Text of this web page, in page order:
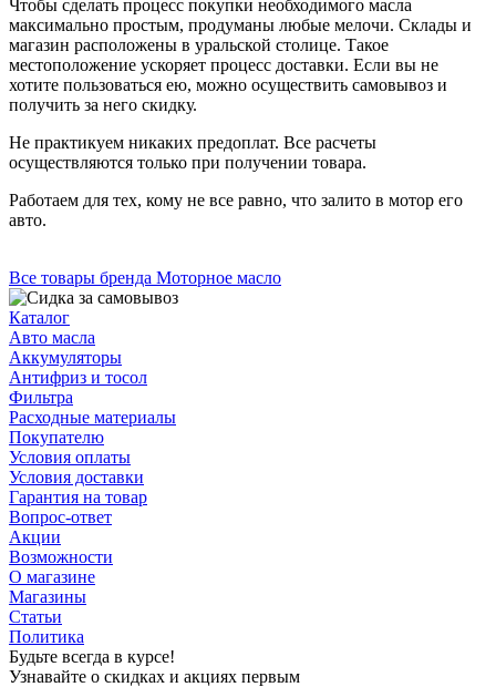
Чтобы сделать процесс покупки необходимого масла
максимально простым, продуманы любые мелочи. Склады и
магазин расположены в уральской столице. Такое
местоположение ускоряет процесс доставки. Если вы не
хотите пользоваться ею, можно осуществить самовывоз и
получить за него скидку.
Не практикуем никаких предоплат. Все расчеты
осуществляются только при получении товара.
Работаем для тех, кому не все равно, что залито в мотор его
авто.
Все товары бренда Моторное масло
Каталог
Авто масла
Аккумуляторы
Антифриз и тосол
Фильтра
Расходные материалы
Покупателю
Условия оплаты
Условия доставки
Гарантия на товар
Вопрос-ответ
Акции
Возможности
О магазине
Магазины
Статьи
Политика
Будьте всегда в курсе!
Узнавайте о скидках и акциях первым